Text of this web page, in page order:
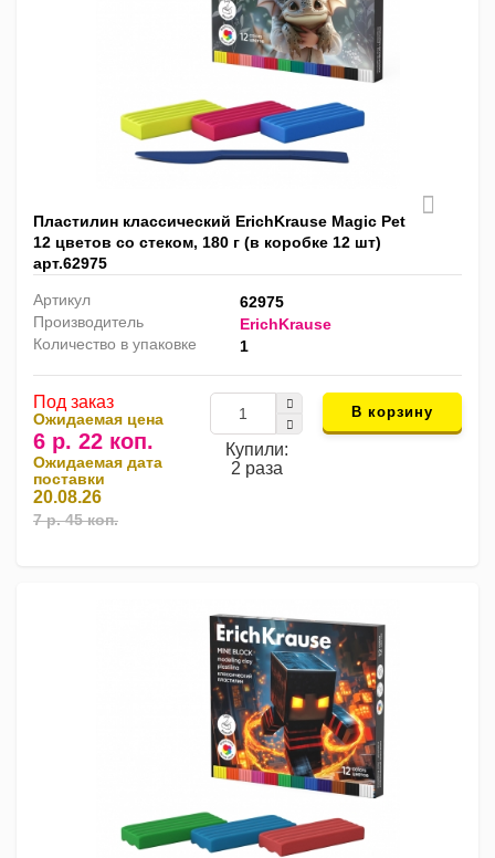
Пластилин классический ErichKrause Magic Pet
12 цветов со стеком, 180 г (в коробке 12 шт)
арт.62975
Артикул
62975
Производитель
ErichKrause
Количество в упаковке
1
Под заказ
Ожидаемая цена
6 р. 22 коп.
Ожидаемая дата
поставки
20.08.26
7 р. 45 коп.
Купили:
2 раза
В корзину